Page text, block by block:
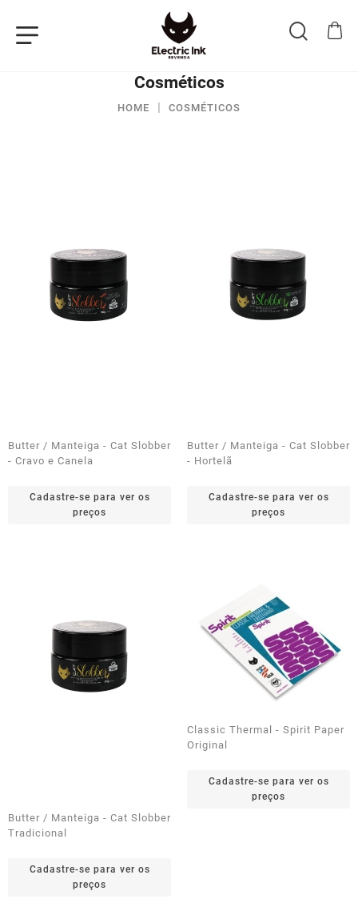
Cosméticos
HOME COSMÉTICOS
Butter / Manteiga - Cat Slobber
- Cravo e Canela
Cadastre-se para ver os
preços
Butter / Manteiga - Cat Slobber
- Hortelã
Cadastre-se para ver os
preços
Butter / Manteiga - Cat Slobber
Tradicional
Cadastre-se para ver os
preços
Classic Thermal - Spirit Paper
Original
Cadastre-se para ver os
preços